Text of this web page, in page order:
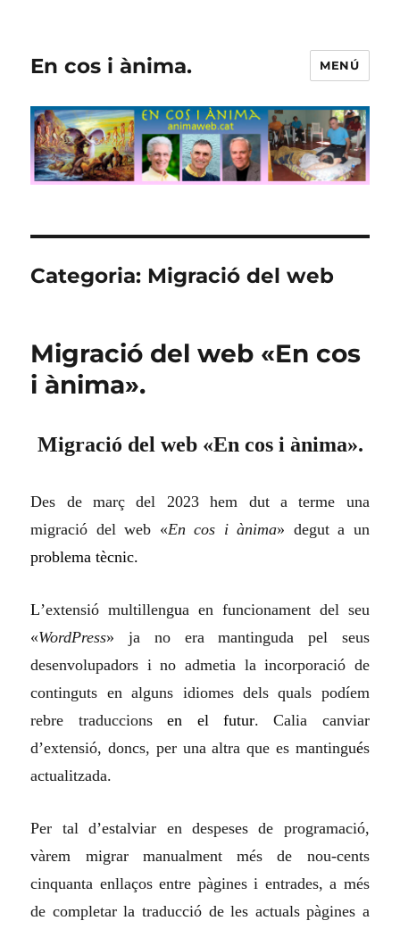
En cos i ànima. MENÚ
Categoria: Migració del web
Migració del web «En cos
i ànima».
Migració del web «En cos i ànima».
Des de març del 2023 hem dut a terme una
migració del web «En cos i ànima» degut a un
problema tècnic.
L’extensió multillengua en funcionament del seu
«WordPress» ja no era mantinguda pel seus
desenvolupadors i no admetia la incorporació de
continguts en alguns idiomes dels quals podíem
rebre traduccionsen el futur. Calia canviar
d’extensió, doncs, per unaaltraque es mantingués
actualitzada.
Per tal d’estalviar en despeses de programació,
vàrem migrar manualment més de nou-cents
cinquanta enllaços entre pàgines i entrades, a més
de completar la traducció de les actuals pàgines a